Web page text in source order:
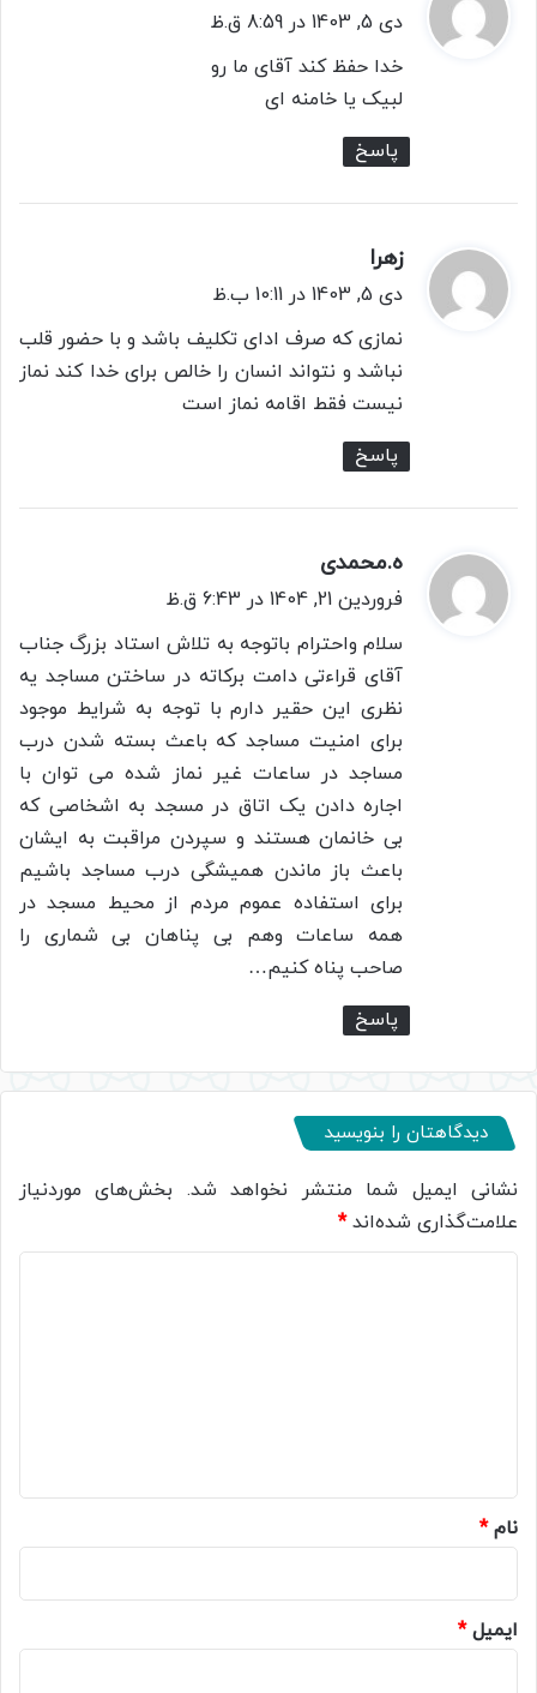
ف
دی 5, 1403 در 8:59 ق.ظ
خدا حفظ کند آقای ما رو
لبیک یا خامنه ای
پاسخ
زهرا
ف
ت
:
دی 5, 1403 در 10:11 ب.ظ
نمازی که صرف ادای تکلیف باشد و با حضور قلب
نباشد و نتواند انسان را خالص برای خدا کند نماز
نیست فقط اقامه نماز است
پاسخ
ه.محمدی
ف
:
فروردین 21, 1404 در 6:43 ق.ظ
سلام واحترام باتوجه به تلاش استاد بزرگ جناب
آقای قراءتی دامت برکاته در ساختن مساجد یه
نظری این حقیر دارم با توجه به شرایط موجود
برای امنیت مساجد که باعث بسته شدن درب
مساجد در ساعات غیر نماز شده می توان با
اجاره دادن یک اتاق در مسجد به اشخاصی که
بی خانمان هستند و سپردن مراقبت به ایشان
باعث باز ماندن همیشگی درب مساجد باشیم
برای استفاده عموم مردم از محیط مسجد در
همه ساعات وهم بی پناهان بی شماری را
صاحب پناه کنیم…
پاسخ
دیدگاهتان را بنویسید
نشانی ایمیل شما منتشر نخواهد شد. بخش‌های موردنیاز
علامت‌گذاری شده‌اند*
نام*
ایمیل*